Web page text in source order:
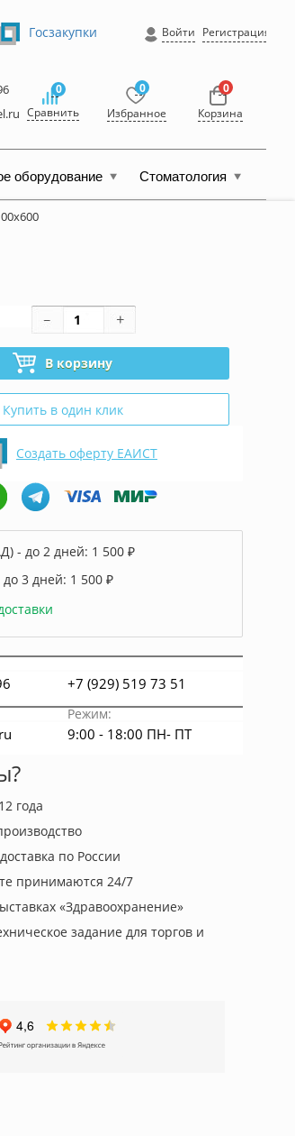
Госзакупки Войти Регистрация
0
Сравнить
0
Избранное
0
Корзина
оборудование Стоматология
В корзину
Купить в один клик
Создать оферту ЕАИСТ
- до 2 дней: 1 500 ₽
до 3 дней: 1 500 ₽
+7 (929) 519 73 51
Режим:
9:00 - 18:00 ПН- ПТ
года
по России
принимаются 24/7
«Здравоохранение»
задание для торгов и